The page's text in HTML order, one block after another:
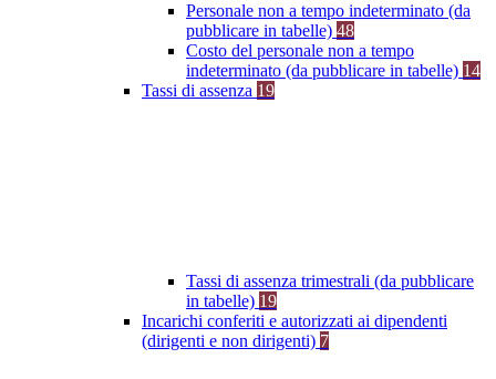
Personale non a tempo indeterminato (da
pubblicare in tabelle) 48
Costo del personale non a tempo
indeterminato (da pubblicare in tabelle) 14
Tassi di assenza 19
Tassi di assenza trimestrali (da pubblicare
in tabelle) 19
Incarichi conferiti e autorizzati ai dipendenti
(dirigenti e non dirigenti) 7